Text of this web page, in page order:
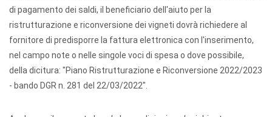
di pagamento dei saldi, il beneficiario dell'aiuto per la
ristrutturazione e riconversione dei vigneti dovrà richiedere al
fornitore di predisporre la fattura elettronica con l'inserimento,
nel campo note o nelle singole voci di spesa o dove possibile,
della dicitura: "Piano Ristrutturazione e Riconversione 2022/2023
- bando DGR n. 281 del 22/03/2022".